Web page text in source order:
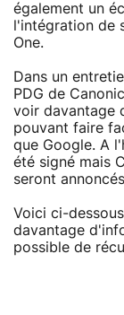
également un
l'intégration de
One.
Dans un
PDG de
voir davantage
pouvant faire
que Google. A
été signé mais
seront
Voici ci-
davantage
possible de